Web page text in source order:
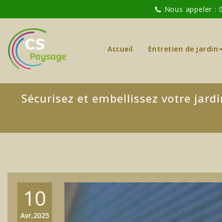
Nous appeler :
Accueil Entretien de jardin
Sécurisez et embellissez votre
10
Avr,2025